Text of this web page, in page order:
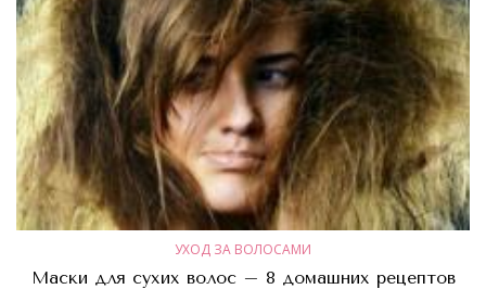
УХОД ЗА ВОЛОСАМИ
Маски для сухих волос – 8 домашних рецептов